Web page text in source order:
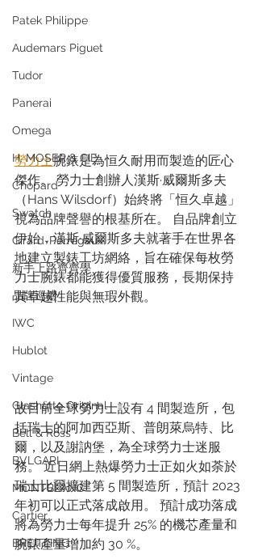
Patek Philippe
Audemars Piguet
Tudor
Panerai
Omega
H. MOSER & CIE.
Chopard
Swatch
Girard-Perregaux
新手上路齊齊學
品牌巡禮
IWC
Hublot
Vintage
Glashütte Original
Bell & Ross
BVLGARI
MONTBLANC
Cartier
BREITLING
勞力士腕錶是為恒久耐用而製造的匠心
傑作。 勞力士創辦人漢斯·威爾斯多夫
（Hans Wilsdorf）始終將「恒久卓越」
視為品牌聲譽的根基所在。 自品牌創立
伊始，漢斯·威爾斯多夫就著手在世界各
地建立製錶工坊網絡，旨在確保每枚勞
力士腕錶都能獲得優質服務，長期保持
其卓越性能與無瑕外觀。
故目前全球勞力士設有 4 間製造所，包
括瑞士的阿加西亞斯、普朗萊烏特、比
爾，以及謝訥堡，為全球勞力士迷服
務。 近日網上熱爆勞力士正如火如荼於
瑞士比爾擴建第 5 間製造所，預計 2023
年初可以正式落成啟用。 預計成功落成
將為勞力士每年提升 25% 的機芯產量和
腕錶產量增加約 30 %。